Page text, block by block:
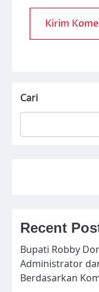
Cari
Recent
Bupati Robby
Administrator
Berdasarkan